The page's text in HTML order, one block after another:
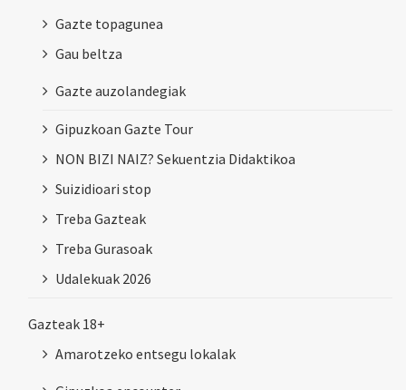
Gazte topagunea
Gau beltza
Gazte auzolandegiak
Gipuzkoan Gazte Tour
NON BIZI NAIZ? Sekuentzia Didaktikoa
Suizidioari stop
Treba Gazteak
Treba Gurasoak
Udalekuak 2026
Gazteak 18+
Amarotzeko entsegu lokalak